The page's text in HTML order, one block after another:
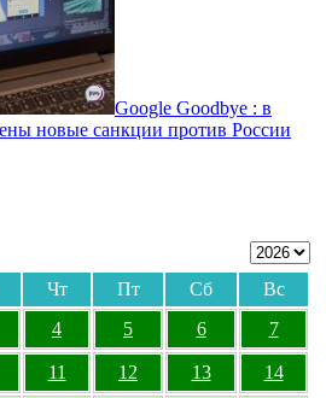
Google Goodbye : в
новые санкции против России
Чт Пт Сб
Вс
4 5 6 7
11 12 13 14